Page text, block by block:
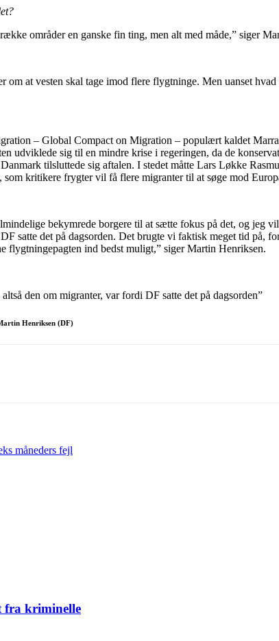
områder en ganske fin ting, men alt med måde,” siger
at vesten skal tage imod flere flygtninge. Men uanset
– Global Compact on Migration – populært kaldet
udviklede sig til en mindre krise i regeringen, da de
tilsluttede sig aftalen. I stedet måtte Lars Løkke
kritikere frygter vil få flere migranter til at søge mod
bekymrede borgere til at sætte fokus på det, og jeg
satte det på dagsorden. Det brugte vi faktisk meget tid på,
flygtningepagten ind bedst muligt,” siger Martin Henriksen.
den om migranter, var fordi DF satte det på dagsorden”
Henriksen (DF)
måneders fejl
fra kriminelle